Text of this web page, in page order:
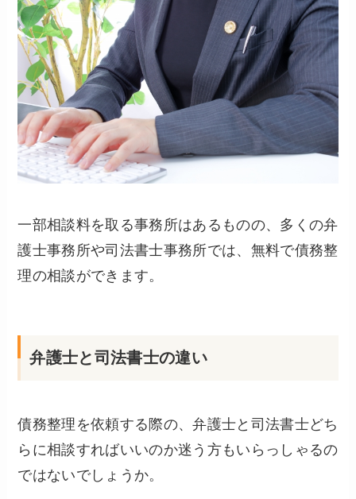
一部相談料を取る事務所はあるものの、多くの弁
護士事務所や司法書士事務所では、無料で債務整
理の相談ができます。
弁護士と司法書士の違い
債務整理を依頼する際の、弁護士と司法書士どち
らに相談すればいいのか迷う方もいらっしゃるの
ではないでしょうか。